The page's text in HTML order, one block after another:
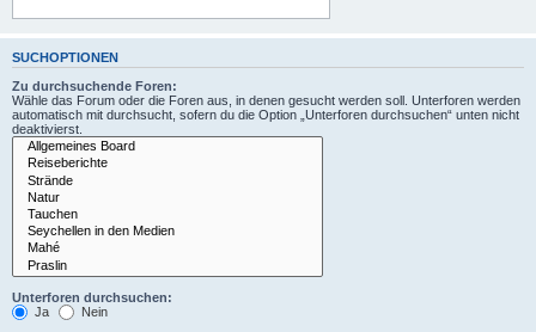
SUCHOPTIONEN
Zu durchsuchende Foren:
Wähle das Forum oder die Foren aus, in denen gesucht werden soll. Unterforen werden
automatisch mit durchsucht, sofern du die Option „Unterforen durchsuchen“ unten nicht
deaktivierst.
Unterforen durchsuchen:
Ja
Nein